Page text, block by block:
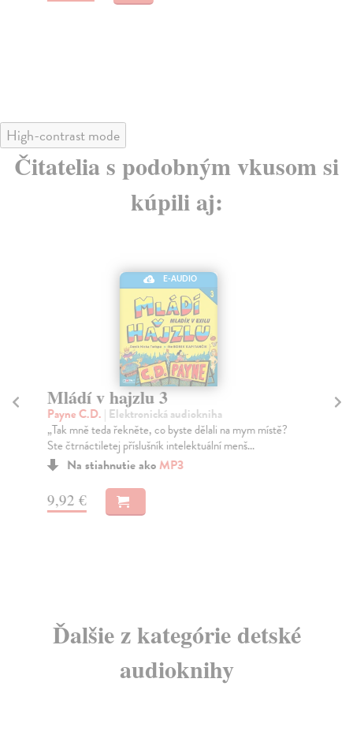
High-contrast mode
Čitatelia s podobným vkusom si
kúpili aj:
E-AUDIO
Mládí v hajzlu 3
Payne C.D. | Elektronická audiokniha
„Tak mně teda řekněte, co byste dělali na mym místě?
Ste čtrnáctiletej příslušník intelektuální menš...
Na stiahnutie akoMP3
9,92 €
Ďalšie z kategórie detské
audioknihy